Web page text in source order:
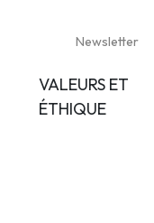
Newsletter
VALEURS ET
ÉTHIQUE